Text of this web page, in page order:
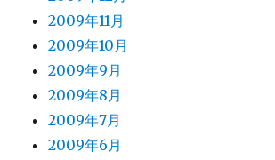
2009年11月
2009年10月
2009年9月
2009年8月
2009年7月
2009年6月